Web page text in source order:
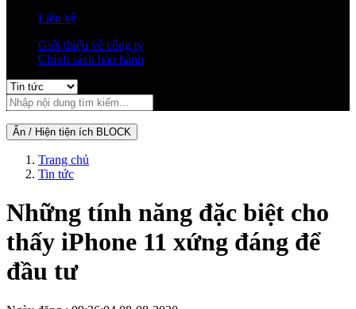
Liên hệ
Giới thiệu về công ty
Chính sách bảo hành
Ẩn / Hiện tiện ích BLOCK
Trang chủ
Tin tức
Những tính năng đặc biệt cho
thấy iPhone 11 xứng đáng để
đầu tư